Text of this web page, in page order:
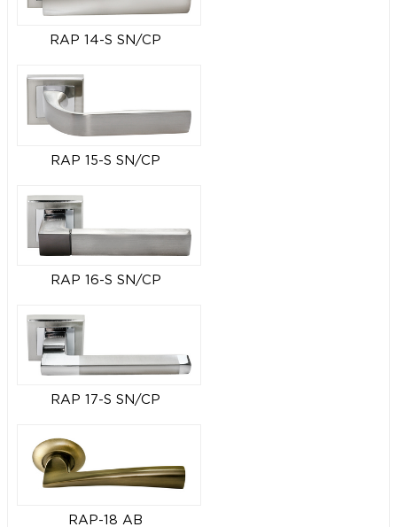
RAP 14-S SN/CP
RAP 15-S SN/CP
RAP 16-S SN/CP
RAP 17-S SN/CP
RAP-18 AB